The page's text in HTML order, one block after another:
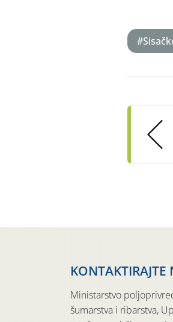
KONTAKTIRAJTE
Ministarstvo
šumarstva i ribarstva,